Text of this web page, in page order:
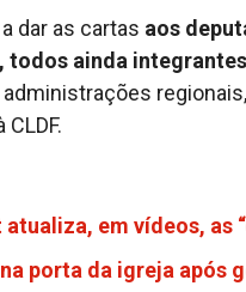
dar as cartas aos
ainda
em vídeos, as
porta da igreja após